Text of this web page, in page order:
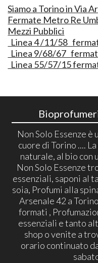
Siamo a Torino in Via
Fermate Metro Re
Mezzi Pubblici
Linea 4 /11/58
Linea 9/68/67
Linea 55/57/15
Non Solo Essenze
cuore di Torino ....
naturale, al bio con
Non Solo Essenze
essenziali, saponi al
soia, Profumi alla
Arsenale 42 a
formati ,
essenziali e tanto
shop o venite a
orario continuato